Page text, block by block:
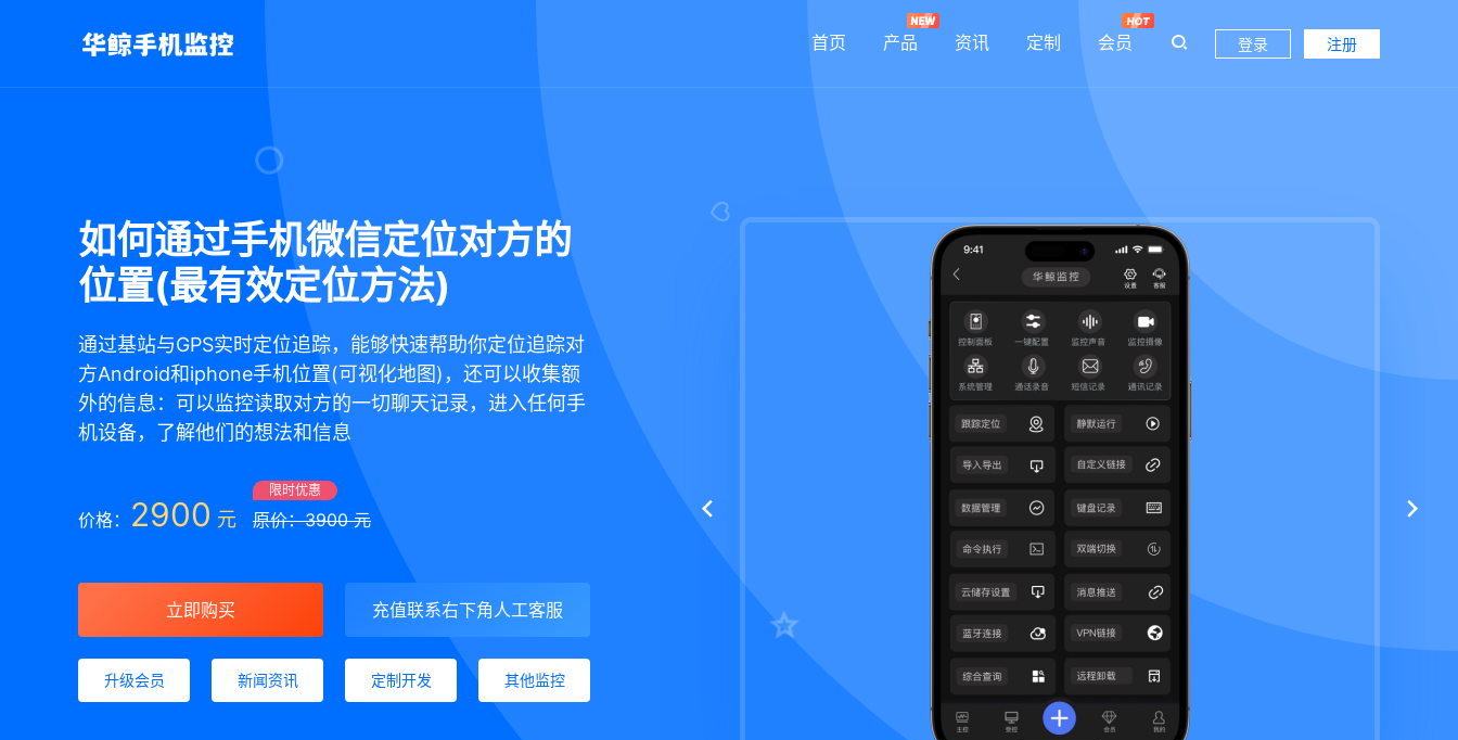
首页 产品 资讯 定制 会员 登录 注册
如何通过手机微信定位对方的
位置(最有效定位方法)
通过基站与GPS实时定位追踪，能够快速帮助你定位追踪对
方Android和iphone手机位置(可视化地图)，还可以收集额
外的信息：可以监控读取对方的一切聊天记录，进入任何手
机设备，了解他们的想法和信息
价格： 2900 元
限时优惠
原价：3900 元
立即购买 充值联系右下角人工客服
升级会员 新闻资讯 定制开发 其他监控